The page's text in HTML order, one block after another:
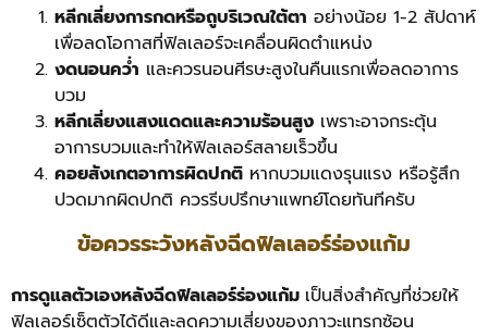
หลีกเลี่ยงการกดหรือถูบริเวณใต้ตา อย่างน้อย 1-2 สัปดาห์
เพื่อลดโอกาสที่ฟิลเลอร์จะเคลื่อนผิดตำแหน่ง
งดนอนคว่ำ และควรนอนศีรษะสูงในคืนแรกเพื่อลดอาการ
บวม
หลีกเลี่ยงแสงแดดและความร้อนสูง เพราะอาจกระตุ้น
อาการบวมและทำให้ฟิลเลอร์สลายเร็วขึ้น
คอยสังเกตอาการผิดปกติ หากบวมแดงรุนแรง หรือรู้สึก
ปวดมากผิดปกติ ควรรีบปรึกษาแพทย์โดยทันทีครับ
ข้อควรระวังหลังฉีดฟิลเลอร์ร่องแก้ม
การดูแลตัวเองหลังฉีดฟิลเลอร์ร่องแก้ม เป็นสิ่งสำคัญที่ช่วยให้
ฟิลเลอร์เซ็ตตัวได้ดีและลดความเสี่ยงของภาวะแทรกซ้อน